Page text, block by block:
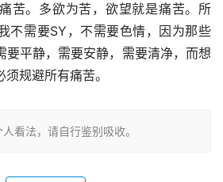
苦。多欲为苦，欲望就是痛苦。所
不需要SY，不需要色情，因为那些
要平静，需要安静，需要清净，而想
规避所有痛苦。
看法，请自行鉴别吸收。